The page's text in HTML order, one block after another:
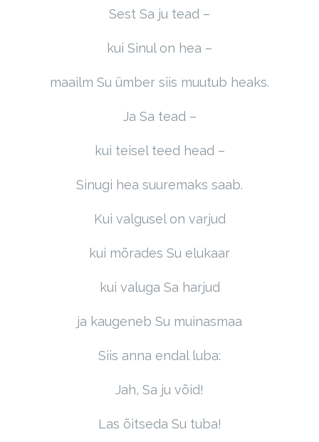
Sest Sa ju tead –
kui Sinul on hea –
maailm Su ümber siis muutub heaks.
Ja Sa tead –
kui teisel teed head –
Sinugi hea suuremaks saab.
Kui valgusel on varjud
kui mõrades Su elukaar
kui valuga Sa harjud
ja kaugeneb Su muinasmaa
Siis anna endal luba:
Jah, Sa ju võid!
Las õitseda Su tuba!